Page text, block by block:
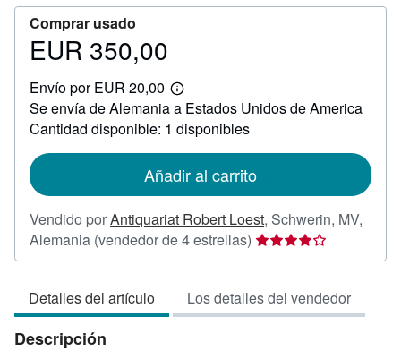
Comprar usado
Precio
350,00
EUR 350,00
Envío por EUR 20,00
Más
información
sobre
las
envío
Se envía de Alemania a Estados Unidos de America
Cantidad disponible: 1 disponibles
Añadir al carrito
Vendido porAntiquariat Robert Loest, Schwerin, MV,
Alemania (vendedor de 4 estrellas) Calificación
del
4
de
Detalles del artículo Los detalles del vendedor
Descripción